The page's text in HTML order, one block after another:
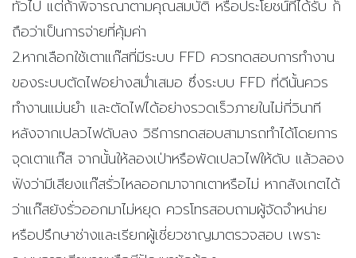
ทั่วไป แต่ถ้าพิจารณาตามคุณสมบัติ หรือประโยชน์ที่ได้รับ ก็
ถือว่าเป็นการจ่ายที่คุ้มค่า
2.หากเลือกใช้เตาแก๊สที่มีระบบ FFD ควรทดสอบการทำงาน
ของระบบตัดไฟอย่างสม่ำเสมอ ซึ่งระบบ FFD ที่ดีนั้นควร
ทำงานแม่นยำ และตัดไฟได้อย่างรวดเร็วภายในไม่กี่วินาที
หลังจากเปลวไฟดับลง วิธีการทดสอบสามารถทำได้โดยการ
จุดเตาแก๊ส จากนั้นให้ลองเป่าหรือพัดเปลวไฟให้ดับ แล้วลอง
ฟังว่ามีเสียงแก๊สรั่วไหลออกมาจากเตาหรือไม่ หากสังเกตได้
ว่าแก๊สยังรั่วออกมาไม่หยุด ควรโทรสอบถามผู้จัดจำหน่าย
หรือปรึกษาช่างและเรียกผู้เชี่ยวชาญมาตรวจสอบ เพราะ